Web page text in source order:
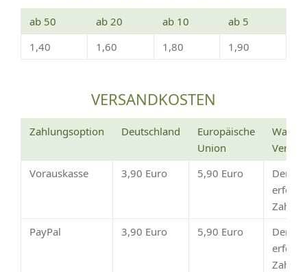
ab 50 ab 20 ab 10
ab 5
1,40
1,60 1,80 1,90
VERSANDKOSTEN
Zahlungsoption Deutschland
Europäische
Union
Wann
Vorauskasse
3,90 Euro 5,90 Euro
Der
erfolgt
PayPal
3,90 Euro 5,90 Euro
Der